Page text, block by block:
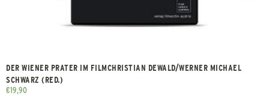
DER WIENER PRATER IM FILMCHRISTIAN DEWALD/WERNER MICHAEL
SCHWARZ (RED.)
€19,90